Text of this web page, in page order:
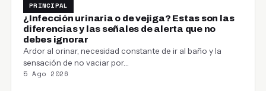
PRINCIPAL
¿Infección urinaria o de vejiga? Estas son las
diferencias y las señales de alerta que no
debes ignorar
Ardor al orinar, necesidad constante de ir al baño y la
sensación de no vaciar por…
5 Ago 2026